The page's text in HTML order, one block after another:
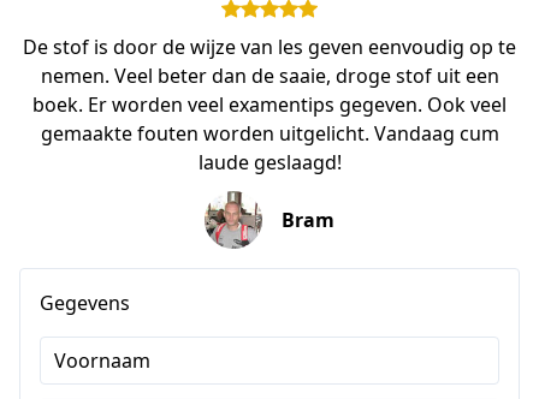
De stof is door de wijze van les geven eenvoudig op te
nemen. Veel beter dan de saaie, droge stof uit een
boek. Er worden veel examentips gegeven. Ook veel
gemaakte fouten worden uitgelicht. Vandaag cum
laude geslaagd!
Bram
Gegevens
Voornaam